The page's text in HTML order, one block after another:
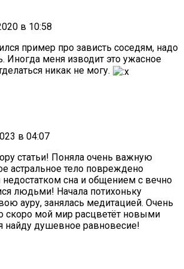
в 10:58
пример про зависть соседям, надо
Иногда меня изводит это ужасное
никак не могу.
в 04:07
статьи! Поняла очень важную
астральное тело повреждено
сна и общением с вечно
людьми! Начала потихоньку
ауру, занялась медитацией. Очень
скоро мой мир расцветёт новыми
найду душевное равновесие!